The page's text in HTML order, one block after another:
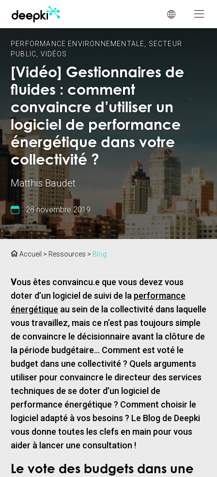
PERFORMANCE ENVIRONNEMENTALE
SECTEUR
PUBLIC
VIDÉOS
[Vidéo] Gestionnaires de
fluides : comment
convaincre d’utiliser un
logiciel de performance
énergétique dans votre
collectivité ?
Matthis Baudet
28 novembre 2019
Accueil > Ressources > Blog
Vous êtes convaincu.e que vous devez vous
doter d’un logiciel de suivi de la performance
énergétique au sein de la collectivité dans laquelle
vous travaillez, mais ce n’est pas toujours simple
de convaincre le décisionnaire avant la clôture de
la période budgétaire… Comment est voté le
budget dans une collectivité ? Quels arguments
utiliser pour convaincre le directeur des services
techniques de se doter d’un logiciel de
performance énergétique ? Comment choisir le
logiciel adapté à vos besoins ? Le Blog de Deepki
vous donne toutes les clefs en main pour vous
aider à lancer une consultation !
Le vote des budgets dans une
Panneau de gestion des cookies